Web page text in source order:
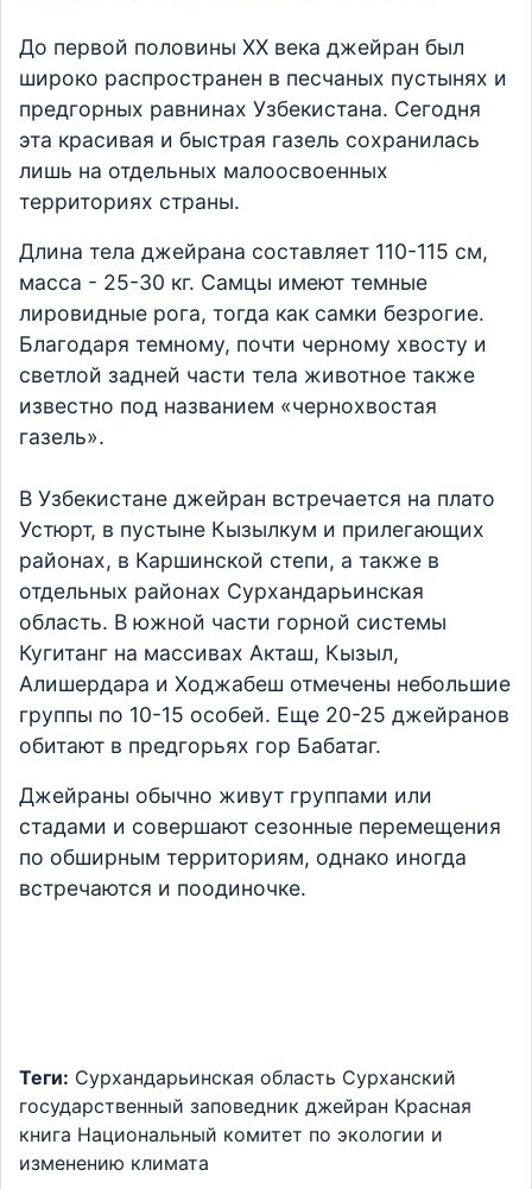
До первой половины XX века джейран был
широко распространен в песчаных пустынях и
предгорных равнинах Узбекистана. Сегодня
эта красивая и быстрая газель сохранилась
лишь на отдельных малоосвоенных
территориях страны.
Длина тела джейрана составляет 110-115 см,
масса - 25-30 кг. Самцы имеют темные
лировидные рога, тогда как самки безрогие.
Благодаря темному, почти черному хвосту и
светлой задней части тела животное также
известно под названием «чернохвостая
газель».
В Узбекистане джейран встречается на плато
Устюрт, в пустыне Кызылкум и прилегающих
районах, в Каршинской степи, а также в
отдельных районах Сурхандарьинская
область. В южной части горной системы
Кугитанг на массивах Акташ, Кызыл,
Алишердара и Ходжабеш отмечены небольшие
группы по 10-15 особей. Еще 20-25 джейранов
обитают в предгорьях гор Бабатаг.
Джейраны обычно живут группами или
стадами и совершают сезонные перемещения
по обширным территориям, однако иногда
встречаются и поодиночке.
Теги: Сурхандарьинская область Сурханский
государственный заповедник джейран Красная
книга Национальный комитет по экологии и
изменению климата